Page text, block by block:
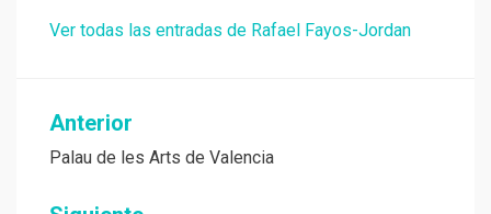
Ver todas las entradas de Rafael Fayos-Jordan
Navegación
de
entradas
Anterior
Palau de les Arts de Valencia